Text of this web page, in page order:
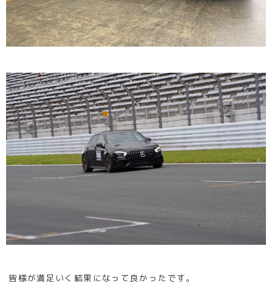
皆様が満足いく結果になって良かったです。